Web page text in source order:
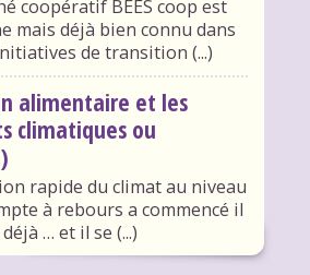
coopératif BEES coop est
mais déjà bien connu dans
de transition (...)
alimentaire et les
climatiques ou
rapide du climat au niveau
à rebours a commencé il
… et il se (...)